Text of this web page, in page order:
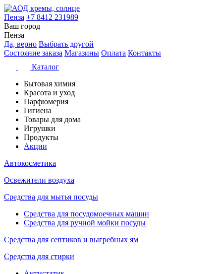
Пенза +7 8412 231989
Ваш город
Пенза
Да, верно Выбрать другой
Состояние заказа Магазины Оплата Контакты
Каталог
Бытовая химия
Красота и уход
Парфюмерия
Гигиена
Товары для дома
Игрушки
Продукты
Акции
Автокосметика
Освежители воздуха
Средства для мытья посуды
Средства для посудомоечных машин
Средства для ручной мойки посуды
Средства для септиков и выгребных ям
Средства для стирки